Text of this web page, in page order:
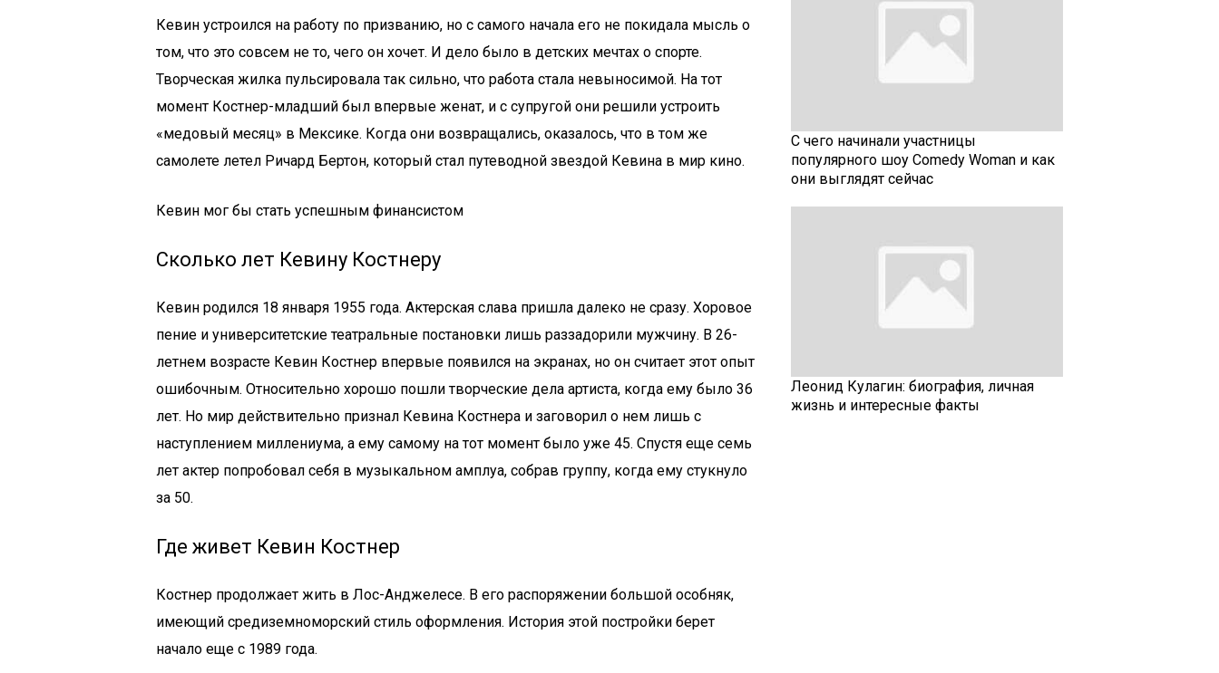
Кевин устроился на работу по призванию, но с самого начала его не покидала мысль о
том, что это совсем не то, чего он хочет. И дело было в детских мечтах о спорте.
Творческая жилка пульсировала так сильно, что работа стала невыносимой. На тот
момент Костнер-младший был впервые женат, и с супругой они решили устроить
«медовый месяц» в Мексике. Когда они возвращались, оказалось, что в том же
самолете летел Ричард Бертон, который стал путеводной звездой Кевина в мир кино.
Кевин мог бы стать успешным финансистом
Сколько лет Кевину Костнеру
Кевин родился 18 января 1955 года. Актерская слава пришла далеко не сразу. Хоровое
пение и университетские театральные постановки лишь раззадорили мужчину. В 26-
летнем возрасте Кевин Костнер впервые появился на экранах, но он считает этот опыт
ошибочным. Относительно хорошо пошли творческие дела артиста, когда ему было 36
лет. Но мир действительно признал Кевина Костнера и заговорил о нем лишь с
наступлением миллениума, а ему самому на тот момент было уже 45. Спустя еще семь
лет актер попробовал себя в музыкальном амплуа, собрав группу, когда ему стукнуло
за 50.
Где живет Кевин Костнер
Костнер продолжает жить в Лос-Анджелесе. В его распоряжении большой особняк,
имеющий средиземноморский стиль оформления. История этой постройки берет
начало еще с 1989 года.
С чего начинали участницы
популярного шоу Comedy Woman и как
они выглядят сейчас
Леонид Кулагин: биография, личная
жизнь и интересные факты